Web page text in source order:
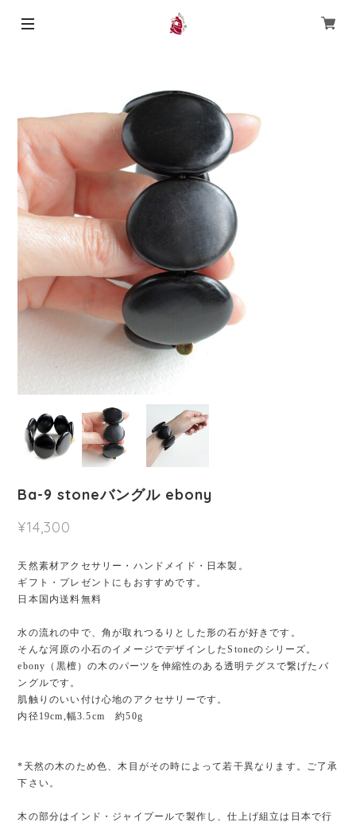
Ba-9 stoneバングル ebony
¥14,300
天然素材アクセサリー・ハンドメイド・日本製。
ギフト・プレゼントにもおすすめです。
日本国内送料無料
水の流れの中で、角が取れつるりとした形の石が好きです。
そんな河原の小石のイメージでデザインしたStoneのシリーズ。
ebony（黒檀）の木のパーツを伸縮性のある透明テグスで繋げたバ
ングルです。
肌触りのいい付け心地のアクセサリーです。
内径19cm,幅3.5cm 約50g
*天然の木のため色、木目がその時によって若干異なります。ご了承
下さい。
木の部分はインド・ジャイプールで製作し、仕上げ組立は日本で行